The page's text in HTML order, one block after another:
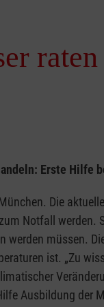
Erste Hilfe
Die
Notfall
werden müssen.
ist. „Zu
Ausbildung der